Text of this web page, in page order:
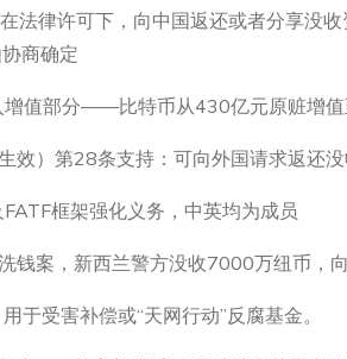
法律许可下，向中国返还或者分享没
商确定
值部分——比特币从430亿元原赃增值
效）第28条支持：可向外国请求返还
框架强化义务，中英均为成员
钱案，新西兰警方没收7000万纽币，
受害补偿或“天网行动”反腐基金。